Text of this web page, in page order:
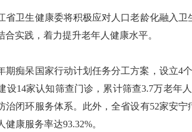
卫生健康委将积极应对人口老龄化融入卫
实践，着力提升老年人健康水平。
痴呆国家行动计划任务分工方案，设立4
设14家认知筛查门诊，累计筛查3.7万老年
治闭环服务体系。此外，全省设有52家安
康服务率达93.32%。